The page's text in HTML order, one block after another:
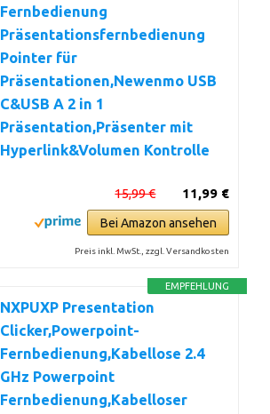
Fernbedienung
Präsentationsfernbedienung
Pointer für
Präsentationen,Newenmo USB
C&USB A 2 in 1
Präsentation,Präsenter mit
Hyperlink&Volumen Kontrolle
11,99 €
15,99 €
Bei Amazon ansehen
Preis inkl. MwSt., zzgl. Versandkosten
EMPFEHLUNG
NXPUXP Presentation
Clicker,Powerpoint-
Fernbedienung,Kabellose 2.4
GHz Powerpoint
Fernbedienung,Kabelloser